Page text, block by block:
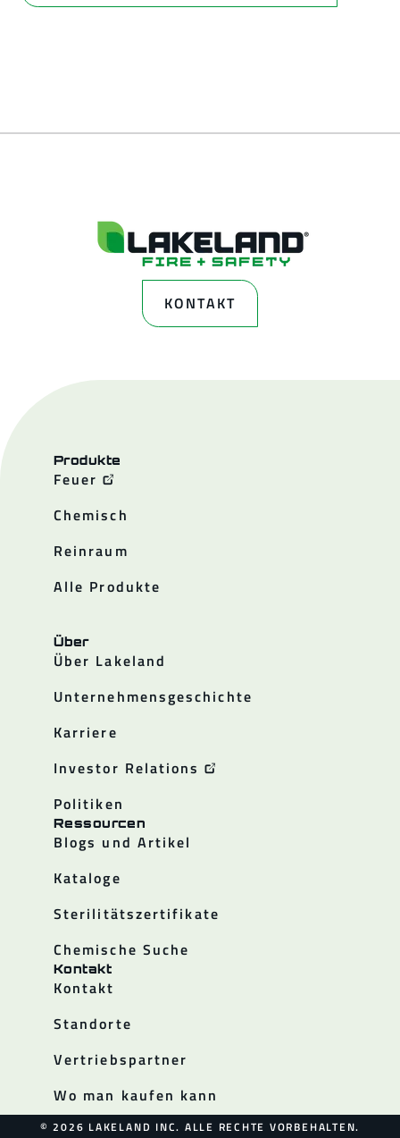
KONTAKT
Produkte
Feuer
Chemisch
Reinraum
Alle Produkte
Über
Über Lakeland
Unternehmensgeschichte
Karriere
Investor Relations
Politiken
Ressourcen
Blogs und Artikel
Kataloge
Sterilitätszertifikate
Chemische Suche
Kontakt
Kontakt
Standorte
Vertriebspartner
Wo man kaufen kann
© 2026 LAKELAND INC. ALLE RECHTE VORBEHALTEN.